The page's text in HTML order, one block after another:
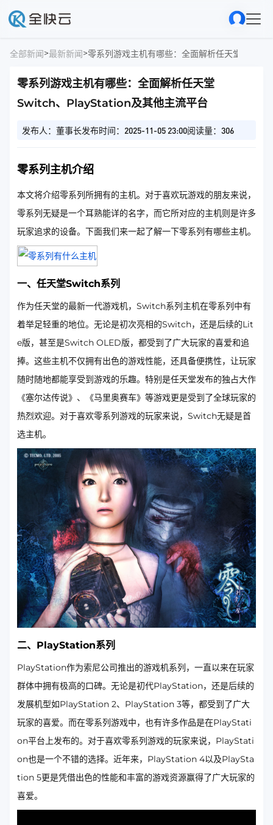
全部新闻>最新新闻>零系列游戏主机有哪些：全面解析任天堂
零系列游戏主机有哪些：全面解析任天堂
Switch、PlayStation及其他主流平台
发布人：董事长发布时间：2025-11-05 23:00阅读量：306
零系列主机介绍
本文将介绍零系列所拥有的主机。对于喜欢玩游戏的朋友来说，
零系列无疑是一个耳熟能详的名字，而它所对应的主机则是许多
玩家追求的设备。下面我们来一起了解一下零系列有哪些主机。
一、任天堂Switch系列
作为任天堂的最新一代游戏机，Switch系列主机在零系列中有
着举足轻重的地位。无论是初次亮相的Switch，还是后续的Lit
e版，甚至是Switch OLED版，都受到了广大玩家的喜爱和追
捧。这些主机不仅拥有出色的游戏性能，还具备便携性，让玩家
随时随地都能享受到游戏的乐趣。特别是任天堂发布的独占大作
《塞尔达传说》、《马里奥赛车》等游戏更是受到了全球玩家的
热烈欢迎。对于喜欢零系列游戏的玩家来说，Switch无疑是首
选主机。
二、PlayStation系列
PlayStation作为索尼公司推出的游戏机系列，一直以来在玩家
群体中拥有极高的口碑。无论是初代PlayStation，还是后续的
发展机型如PlayStation 2、PlayStation 3等，都受到了广大
玩家的喜爱。而在零系列游戏中，也有许多作品是在PlayStati
on平台上发布的。对于喜欢零系列游戏的玩家来说，PlayStati
on也是一个不错的选择。近年来，PlayStation 4以及PlaySta
tion 5更是凭借出色的性能和丰富的游戏资源赢得了广大玩家的
喜爱。